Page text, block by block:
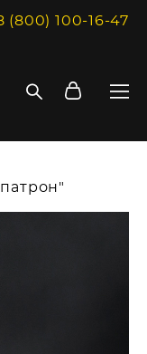
(800) 100-16-47